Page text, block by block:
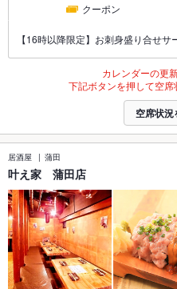
クーポン
【16時以降限定】お刺身盛り合せサ
カレンダーの更
下記ボタンを押して空席
空席状況
居酒屋 蒲田
叶え家 蒲田店